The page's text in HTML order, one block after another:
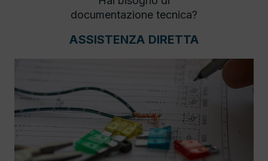
documentazione tecnica?
ASSISTENZA DIRETTA